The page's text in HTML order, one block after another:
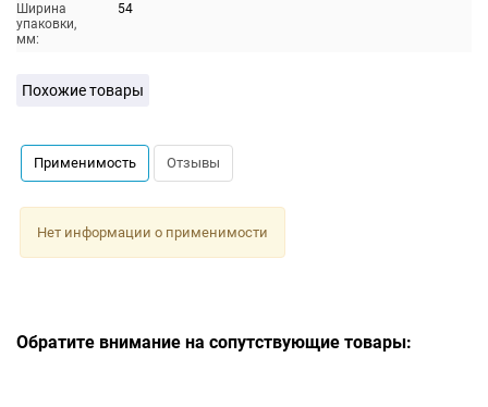
Ширина
упаковки,
мм:
54
Похожие товары
Применимость Отзывы
Нет информации о применимости
Обратите внимание на сопутствующие товары: